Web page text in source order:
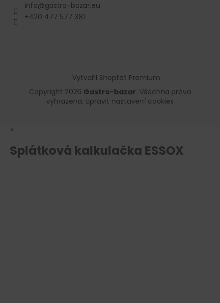
info@gastro-bazar.eu
+420 477 577 381
Vytvořil Shoptet Premium
Copyright 2026 Gastro-bazar. Všechna práva
vyhrazena. Upravit nastavení cookies
×
Splátková kalkulačka ESSOX